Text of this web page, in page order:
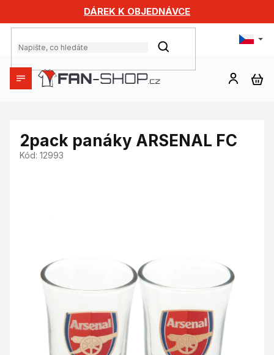
obsah
DÁREK K OBJEDNÁVCE
HLEDAT
2pack panáky ARSENAL FC
Kód: 12993